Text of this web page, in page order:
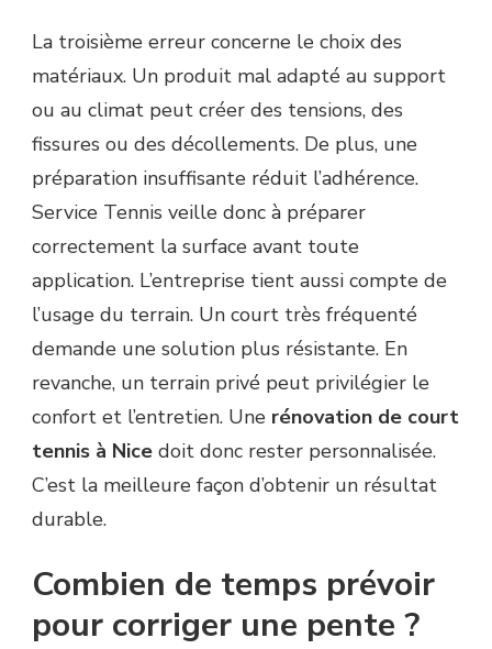
La troisième erreur concerne le choix des
matériaux. Un produit mal adapté au support
ou au climat peut créer des tensions, des
fissures ou des décollements. De plus, une
préparation insuffisante réduit l’adhérence.
Service Tennis veille donc à préparer
correctement la surface avant toute
application. L’entreprise tient aussi compte de
l’usage du terrain. Un court très fréquenté
demande une solution plus résistante. En
revanche, un terrain privé peut privilégier le
confort et l’entretien. Une rénovation de court
tennis à Nice doit donc rester personnalisée.
C’est la meilleure façon d’obtenir un résultat
durable.
Combien de temps prévoir
pour corriger une pente ?